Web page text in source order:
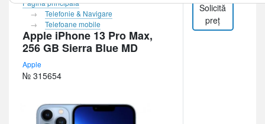
Pagina principală
Telefonie & Navigare
Telefoane mobile
Apple iPhone 13 Pro Max,
256 GB Sierra Blue MD
Apple
№ 315654
Solicită
preț